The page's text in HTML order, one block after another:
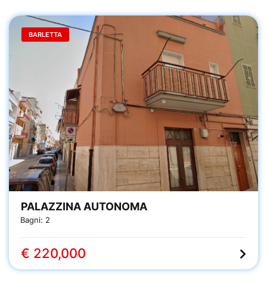
BARLETTA
PALAZZINA AUTONOMA
Bagni: 2
€ 220,000